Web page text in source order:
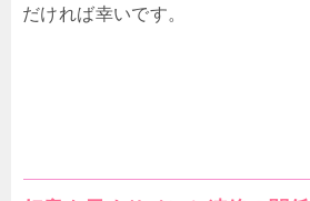
だければ幸いです。